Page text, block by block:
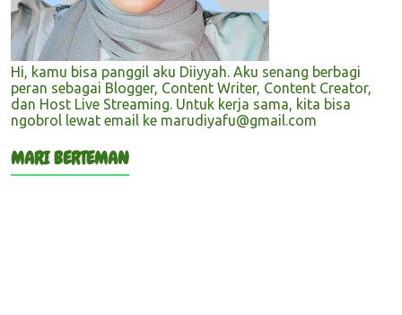
Hi, kamu bisa panggil aku Diiyyah. Aku senang berbagi
peran sebagai Blogger, Content Writer, Content Creator,
dan Host Live Streaming. Untuk kerja sama, kita bisa
ngobrol lewat email ke marudiyafu@gmail.com
MARI BERTEMAN